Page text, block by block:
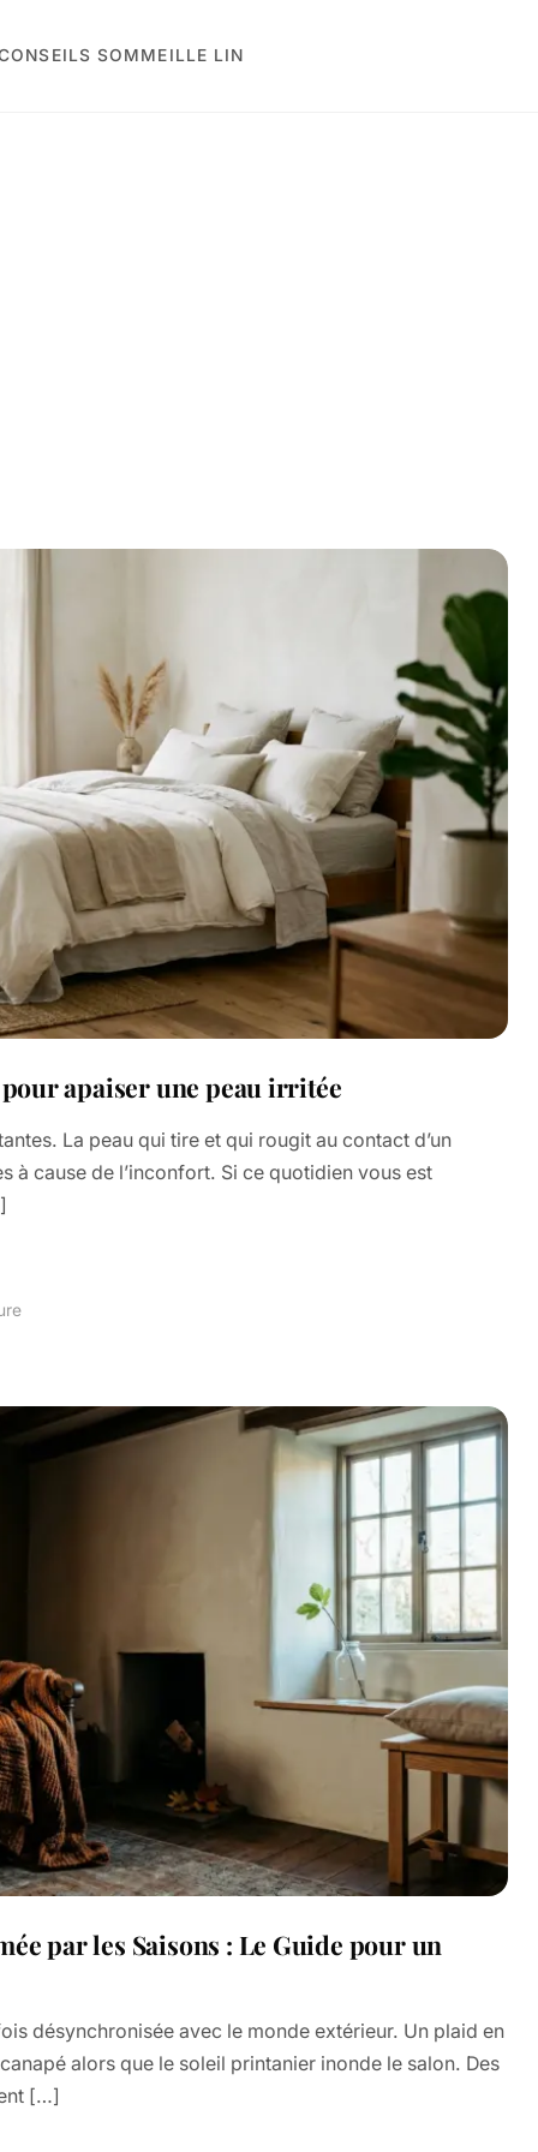
SOMMEILLE LIN
apaiser une peau irritée
La peau qui tire et qui rougit au contact d’un
à cause de l’inconfort. Si ce quotidien vous est
par les Saisons : Le Guide pour un
désynchronisée avec le monde extérieur. Un plaid en
alors que le soleil printanier inonde le salon. Des
[…]